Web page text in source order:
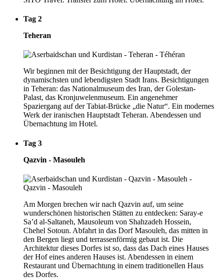
Tag 2
Teheran
Wir beginnen mit der Besichtigung der Hauptstadt, der
dynamischsten und lebendigsten Stadt Irans. Besichtigungen
in Teheran: das Nationalmuseum des Iran, der Golestan-
Palast, das Kronjuwelenmuseum. Ein angenehmer
Spaziergang auf der Tabiat-Brücke „die Natur“. Ein modernes
Werk der iranischen Hauptstadt Teheran. Abendessen und
Übernachtung im Hotel.
Tag 3
Qazvin - Masouleh
Am Morgen brechen wir nach Qazvin auf, um seine
wunderschönen historischen Stätten zu entdecken: Saray-e
Sa’d al-Saltaneh, Mausoleum von Shahzadeh Hossein,
Chehel Sotoun. Abfahrt in das Dorf Masouleh, das mitten in
den Bergen liegt und terrassenförmig gebaut ist. Die
Architektur dieses Dorfes ist so, dass das Dach eines Hauses
der Hof eines anderen Hauses ist. Abendessen in einem
Restaurant und Übernachtung in einem traditionellen Haus
des Dorfes.